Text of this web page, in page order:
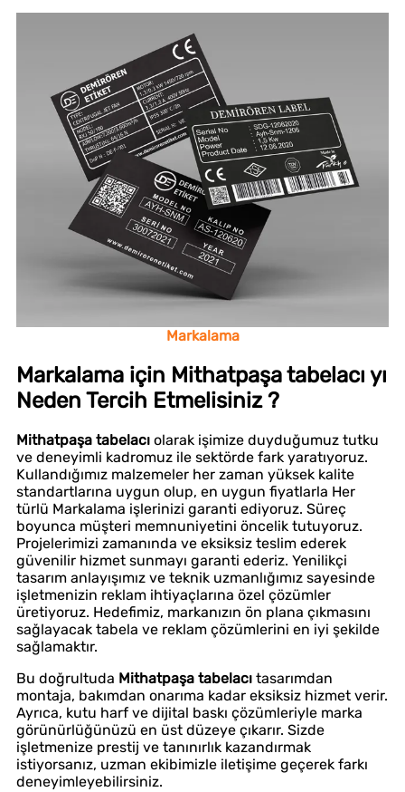
Markalama
Markalama için Mithatpaşa tabelacı yı
Neden Tercih Etmelisiniz ?
Mithatpaşa tabelacı olarak işimize duyduğumuz tutku
ve deneyimli kadromuz ile sektörde fark yaratıyoruz.
Kullandığımız malzemeler her zaman yüksek kalite
standartlarına uygun olup, en uygun fiyatlarla Her
türlü Markalama işlerinizi garanti ediyoruz. Süreç
boyunca müşteri memnuniyetini öncelik tutuyoruz.
Projelerimizi zamanında ve eksiksiz teslim ederek
güvenilir hizmet sunmayı garanti ederiz. Yenilikçi
tasarım anlayışımız ve teknik uzmanlığımız sayesinde
işletmenizin reklam ihtiyaçlarına özel çözümler
üretiyoruz. Hedefimiz, markanızın ön plana çıkmasını
sağlayacak tabela ve reklam çözümlerini en iyi şekilde
sağlamaktır.
Bu doğrultuda Mithatpaşa tabelacı tasarımdan
montaja, bakımdan onarıma kadar eksiksiz hizmet verir.
Ayrıca, kutu harf ve dijital baskı çözümleriyle marka
görünürlüğünüzü en üst düzeye çıkarır. Sizde
işletmenize prestij ve tanınırlık kazandırmak
istiyorsanız, uzman ekibimizle iletişime geçerek farkı
deneyimleyebilirsiniz.